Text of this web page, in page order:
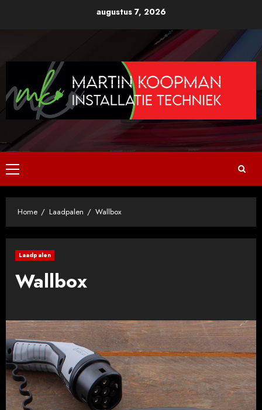
augustus 7, 2026
Primair
menu
Home Laadpalen Wallbox
Laadpalen
Wallbox